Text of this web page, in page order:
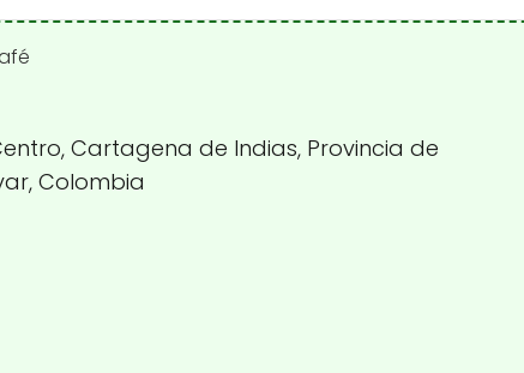
Cartagena de Indias, Provincia de
Colombia